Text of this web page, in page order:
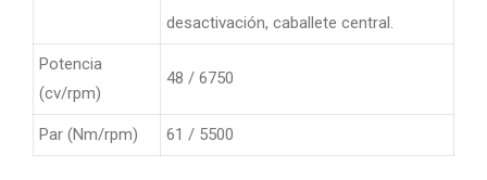
desactivación, caballete central.
Potencia
(cv/rpm)
48 / 6750
Par (Nm/rpm) 61 / 5500